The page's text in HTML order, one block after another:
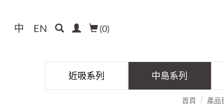
(0)
中 EN
近吸系列 中島系列
首頁 產品